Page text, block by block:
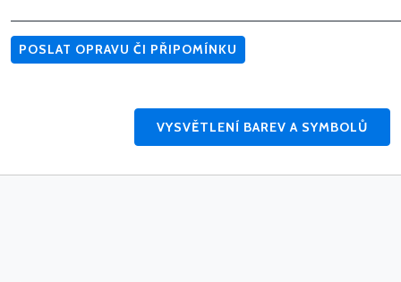
POSLAT OPRAVU ČI PŘIPOMÍNKU
VYSVĚTLENÍ BAREV A SYMBOLŮ